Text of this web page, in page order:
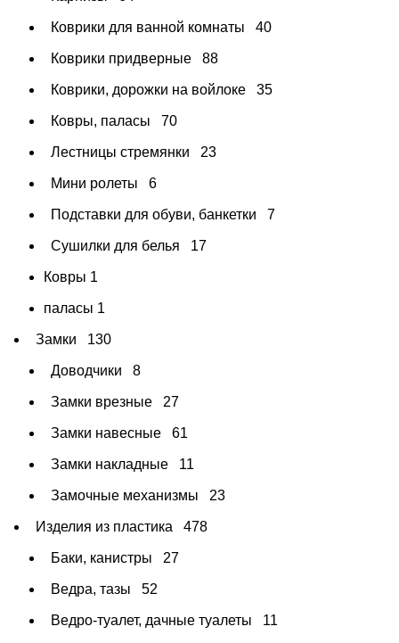
Коврики для ванной комнаты 40
Коврики придверные 88
Коврики, дорожки на войлоке 35
Ковры, паласы 70
Лестницы стремянки 23
Мини ролеты 6
Подставки для обуви, банкетки 7
Сушилки для белья 17
Ковры 1
паласы 1
Замки 130
Доводчики 8
Замки врезные 27
Замки навесные 61
Замки накладные 11
Замочные механизмы 23
Изделия из пластика 478
Баки, канистры 27
Ведра, тазы 52
Ведро-туалет, дачные туалеты 11